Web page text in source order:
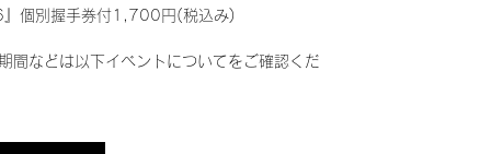
』個別握手券付1,700円(税込み)
間などは以下イベントについてをご確認くだ